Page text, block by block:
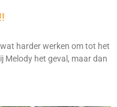
harder werken om tot het
Melody het geval, maar dan